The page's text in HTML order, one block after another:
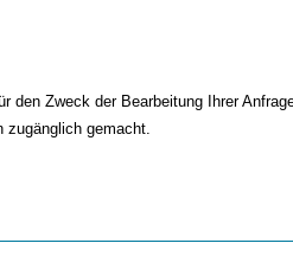
den Zweck der Bearbeitung Ihrer
zugänglich gemacht.